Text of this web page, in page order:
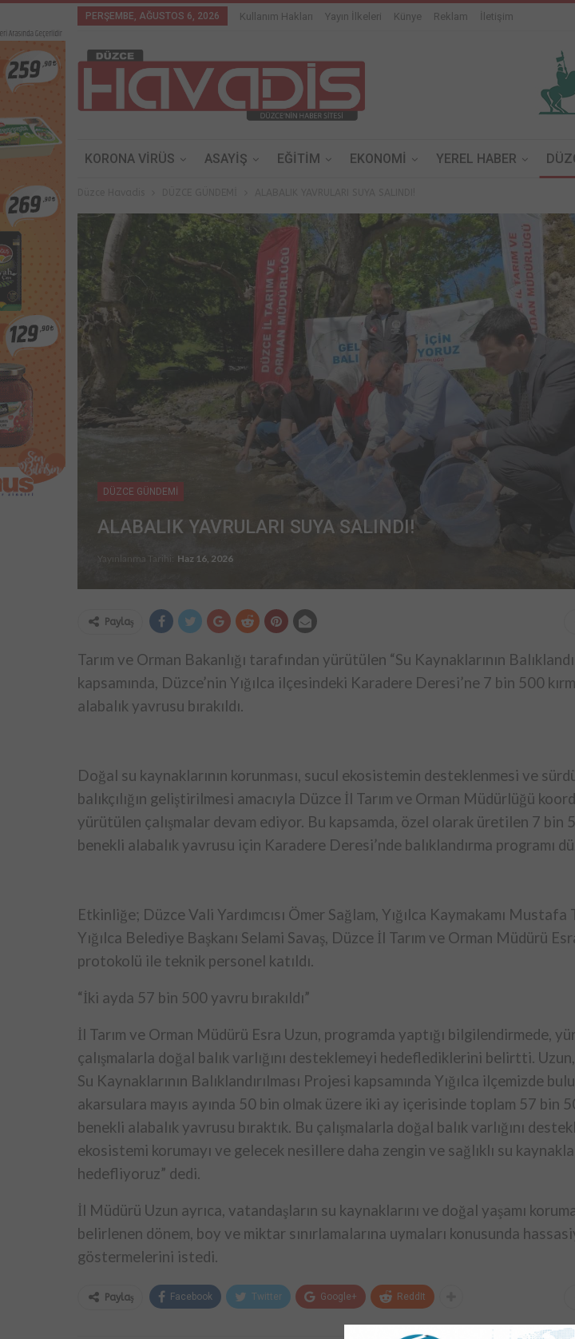
PERŞEMBE, AĞUSTOS 6, 2026 Kullanım Hakları Yayın İlkeleri Künye Reklam İletişim
KORONA VİRÜS ASAYİŞ EĞİTİM EKONOMİ YEREL HABER
DÜZCE GÜNDEMİ
ALABALIK YAVRULARI SUYA SALINDI!
Yayınlanma Tarihi: Haz 16, 2026
Paylaş
Tarım ve Orman Bakanlığı tarafından yürütülen “Su Kaynaklarının
kapsamında, Düzce’nin Yığılca ilçesindeki Karadere Deresi’ne 7 bin 500
alabalık yavrusu bırakıldı.
Doğal su kaynaklarının korunması, sucul ekosistemin desteklenmesi ve
balıkçılığın geliştirilmesi amacıyla Düzce İl Tarım ve Orman Müdürlüğü
yürütülen çalışmalar devam ediyor. Bu kapsamda, özel olarak üretilen 7 bin
benekli alabalık yavrusu için Karadere Deresi’nde balıklandırma programı
Etkinliğe; Düzce Vali Yardımcısı Ömer Sağlam, Yığılca Kaymakamı Mustafa
Yığılca Belediye Başkanı Selami Savaş, Düzce İl Tarım ve Orman Müdürü
protokolü ile teknik personel katıldı.
“İki ayda 57 bin 500 yavru bırakıldı”
İl Tarım ve Orman Müdürü Esra Uzun, programda yaptığı bilgilendirmede,
çalışmalarla doğal balık varlığını desteklemeyi hedeflediklerini belirtti. Uzun,
Su Kaynaklarının Balıklandırılması Projesi kapsamında Yığılca ilçemizde
akarsulara mayıs ayında 50 bin olmak üzere iki ay içerisinde toplam 57 bin
benekli alabalık yavrusu bıraktık. Bu çalışmalarla doğal balık varlığını
ekosistemi korumayı ve gelecek nesillere daha zengin ve sağlıklı su
hedefliyoruz” dedi.
İl Müdürü Uzun ayrıca, vatandaşların su kaynaklarını ve doğal yaşamı
belirlenen dönem, boy ve miktar sınırlamalarına uymaları konusunda
göstermelerini istedi.
Paylaş Facebook Twitter Google+ ReddIt